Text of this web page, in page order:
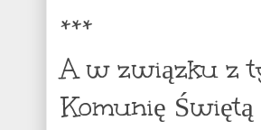
***
A w związku z
Komunię Świętą